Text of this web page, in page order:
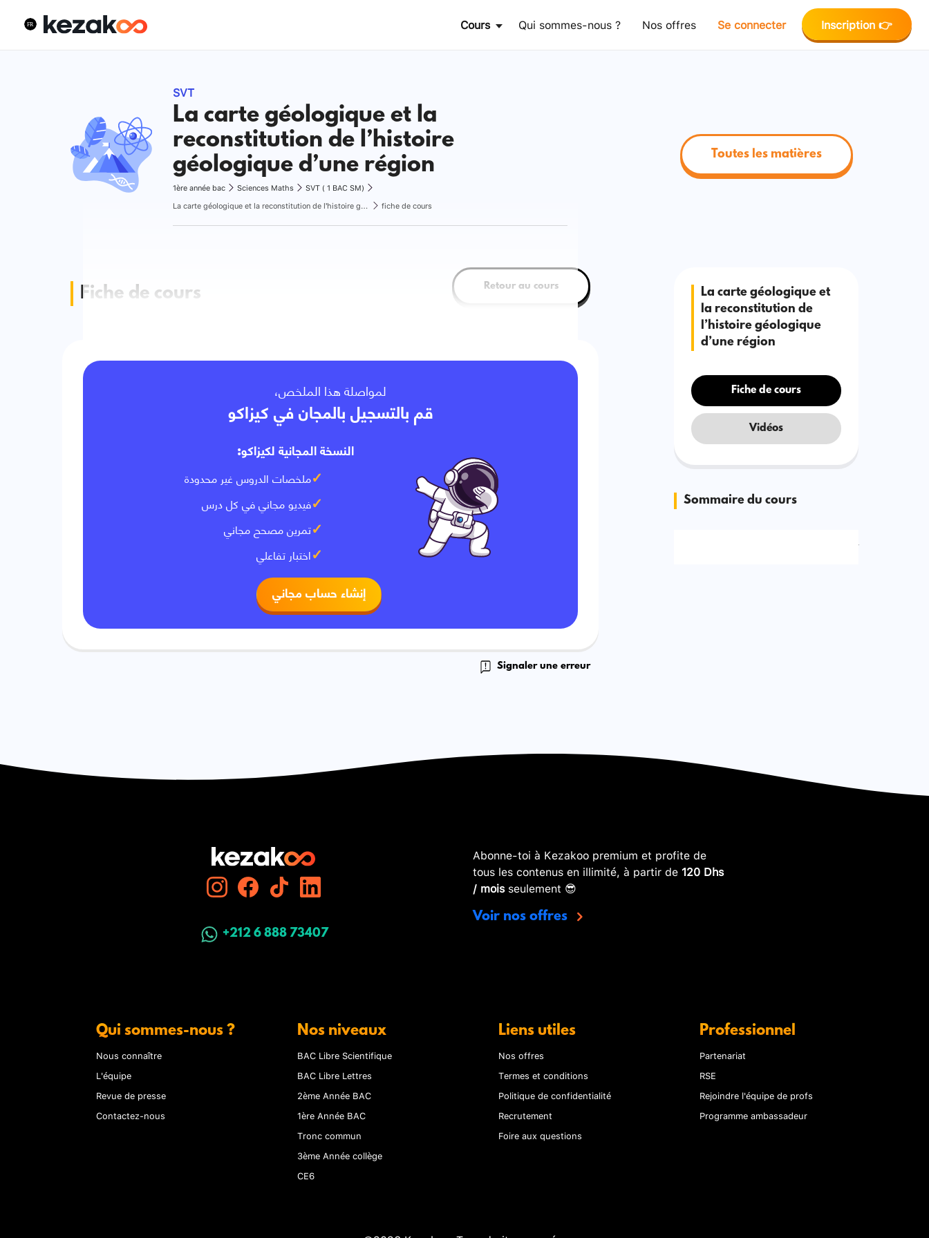
Cours Qui sommes-nous ? Nos offres Se connecter Inscription 👉
SVT
La carte géologique et la
reconstitution de l’histoire
géologique d’une région
1ère année bac Sciences Maths
SVT ( 1 BAC SM)
La carte géologique et la reconstitution de l’histoire géologique d’une région
fiche de cours
Toutes les matières
Fiche de cours Retour au cours
لمواصلة هذا الملخص،
قم بالتسجيل بالمجان في كيزاكو
النسخة المجانية لكيزاكو:
ملخصات الدروس غير محدودة
فيديو مجاني في كل درس
تمرين مصحح مجاني
اختبار تفاعلي
إنشاء حساب مجاني
Signaler une erreur
La carte géologique et
la reconstitution de
l’histoire géologique
d’une région
Fiche de cours
Vidéos
Sommaire du cours
+212 6 888 73407
Abonne-toi à Kezakoo premium et profite de
tous les contenus en illimité, à partir de 120 Dhs
/ moisseulement 😎
Voir nos offres
Qui sommes-nous ?
Nous connaître
L'équipe
Revue de presse
Contactez-nous
Nos niveaux
BAC Libre Scientifique
BAC Libre Lettres
2ème Année BAC
1ère Année BAC
Tronc commun
3ème Année collège
CE6
Liens utiles
Nos offres
Termes et conditions
Politique de confidentialité
Recrutement
Foire aux questions
Professionnel
Partenariat
RSE
Rejoindre l'équipe de profs
Programme ambassadeur